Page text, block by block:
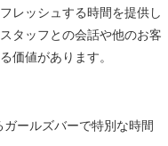
レッシュする時間を提供し
タッフとの会話や他のお客
価値があります。
ールズバーで特別な時間